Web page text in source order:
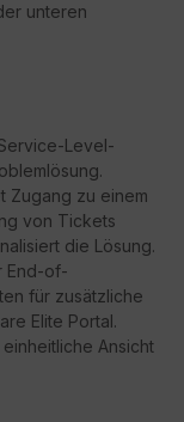
unteren
Level-
Zugang zu einem
von Tickets
die Lösung.
End-of-
für zusätzliche
Elite Portal.
Ansicht